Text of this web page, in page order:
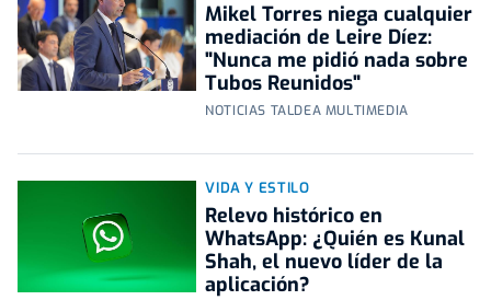
Mikel Torres niega cualquier
mediación de Leire Díez:
"Nunca me pidió nada sobre
Tubos Reunidos"
NOTICIAS TALDEA MULTIMEDIA
VIDA Y ESTILO
Relevo histórico en
WhatsApp: ¿Quién es Kunal
Shah, el nuevo líder de la
aplicación?